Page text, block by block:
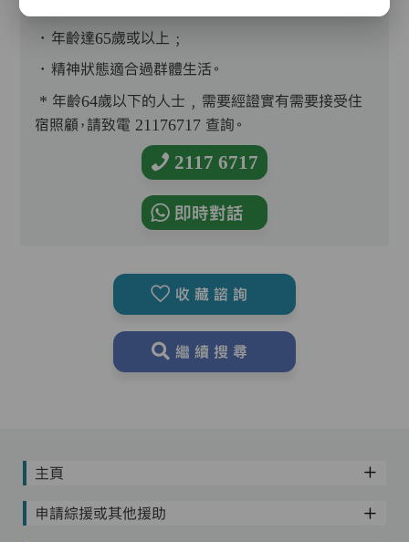
．年齡達65歲或以上﹔
．精神狀態適合過群體生活。
* 年齡64歲以下的人士﹐需要經證實有需要接受住
宿照顧，請致電 21176717 查詢。
2117 6717
即時對話
收藏諮詢
繼續搜尋
主頁
申請綜援或其他援助